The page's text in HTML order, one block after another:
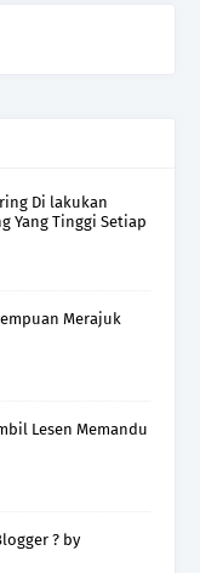
Di lakukan
Yang Tinggi Setiap
Merajuk
Lesen Memandu
? by